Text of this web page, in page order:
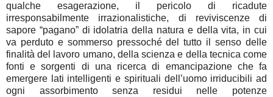
qualche esagerazione, il pericolo di ricadute
irresponsabilmente irrazionalistiche, di reviviscenze di
sapore “pagano” di idolatria della natura e della vita, in cui
va perduto e sommerso pressoché del tutto il senso delle
finalità del lavoro umano, della scienza e della tecnica come
fonti e sorgenti di una ricerca di emancipazione che fa
emergere lati intelligenti e spirituali dell’uomo irriducibili ad
ogni assorbimento senza residui nelle potenze